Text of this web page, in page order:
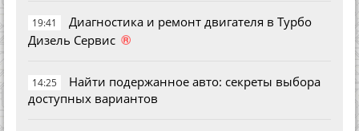
19:41
Диагностика и ремонт двигателя в Турбо
Дизель Сервис ®
14:25
Найти подержанное авто: секреты выбора
доступных вариантов